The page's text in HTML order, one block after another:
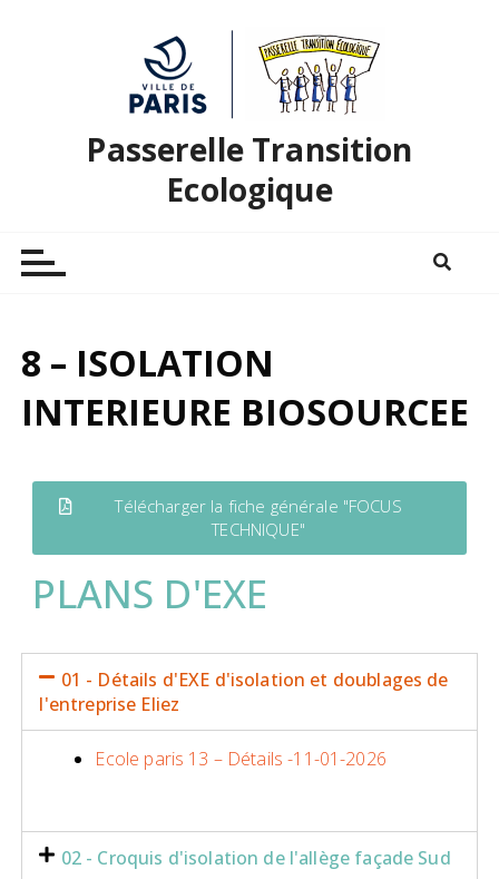
Passerelle Transition
Ecologique
8 – ISOLATION
INTERIEURE BIOSOURCEE
Télécharger la fiche générale "FOCUS
TECHNIQUE"
PLANS D'EXE
01 - Détails d'EXE d'isolation et doublages de
l'entreprise Eliez
Ecole paris 13 – Détails -11-01-2026
02 - Croquis d'isolation de l'allège façade Sud